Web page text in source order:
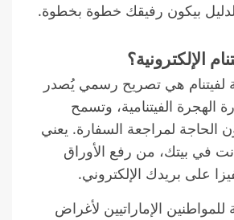
بيكون رفيقك خطوة بخطوة.
الإلكترونية؟
لفيتنام هي تصريح رسمي يُصدر
الهجرة الفيتنامية، وتسمح
الحاجة لمراجعة السفارة. يعني
في بيتك، من رفع الأوراق
على بريدك الإلكتروني.
للمواطنين الإماراتيين لأغراض